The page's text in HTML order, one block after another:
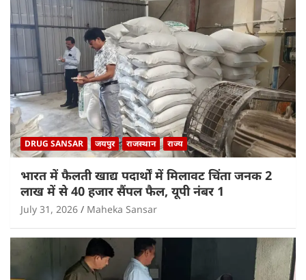
DRUG SANSAR जयपुर राजस्थान राज्य
भारत में फैलती खाद्य पदार्थों में मिलावट चिंता जनक 2
लाख में से 40 हजार सैंपल फैल, यूपी नंबर 1
July 31, 2026 Maheka Sansar